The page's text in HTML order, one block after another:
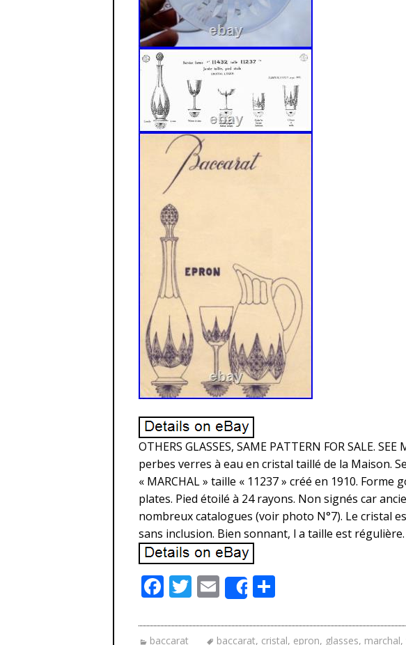
OTHERS GLASSES, SAME PATTERN FOR SALE.
perbes verres à eau en cristal taillé de la Maison.
« MARCHAL » taille « 11237 » créé en 1910. Forme
plates. Pied étoilé à 24 rayons. Non signés car
nombreux catalogues (voir photo N°7). Le cristal
sans inclusion. Bien sonnant, l a taille est régulière.
F
e
T
itt
E
m
ai
Share
ta
baccarat baccarat, cristal, epron, glasses, marchal,